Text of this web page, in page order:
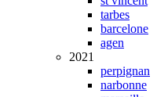
tarbes
barcelone
agen
2021
perpignan
narbonne